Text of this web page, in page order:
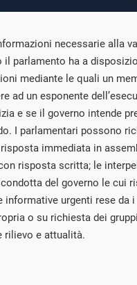
necessarie alla
il parlamento ha a
mediante le quali un
ad un esponente
e se il governo intende
I parlamentari possono
immediata in
risposta scritta; le
del governo le cui
urgenti rese da i
o su richiesta dei
rilievo e attualità.